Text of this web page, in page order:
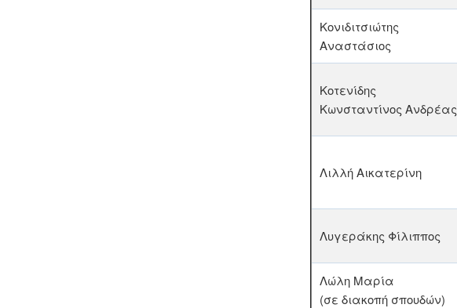
Κονιδιτσιώτης
Αναστάσιος
Κοτενίδης
Κωνσταντίνος Ανδρέας
Λιλλή Αικατερίνη
Λυγεράκης Φίλιππος
Λώλη Μαρία
(σε διακοπή σπουδών)